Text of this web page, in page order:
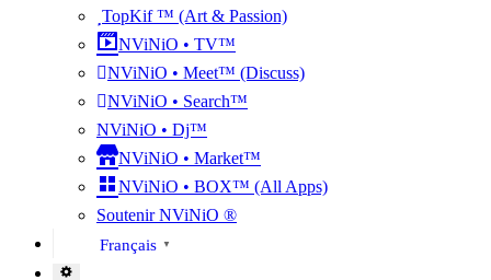
TopKif ™ (Art & Passion)
NViNiO • TV™
NViNiO • Meet™ (Discuss)
NViNiO • Search™
NViNiO • Dj™
NViNiO • Market™
NViNiO • BOX™ (All Apps)
Soutenir NViNiO ®
Français ▼